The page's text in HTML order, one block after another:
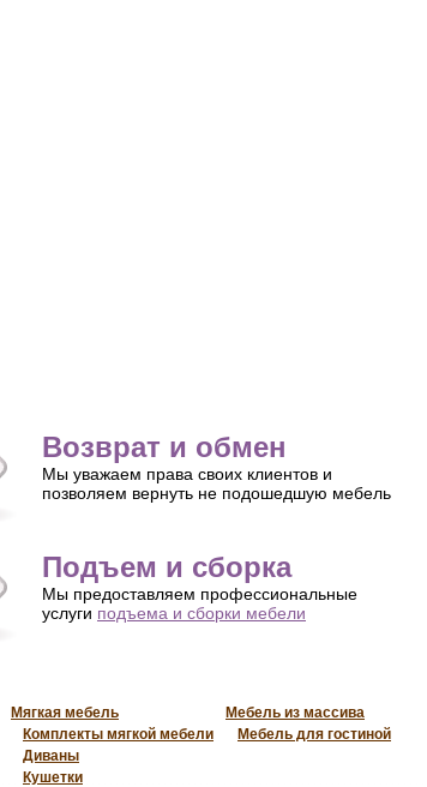
Возврат и обмен
Мы уважаем права своих клиентов и
позволяем вернуть не подошедшую мебель
Подъем и сборка
Мы предоставляем профессиональные
услуги подъема и сборки мебели
Мягкая мебель
Комплекты мягкой мебели
Диваны
Кушетки
Мебель из массива
Мебель для гостиной